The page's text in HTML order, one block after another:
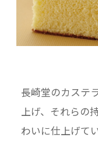
長崎堂のカステ
上げ、それらの
わいに仕上げてい